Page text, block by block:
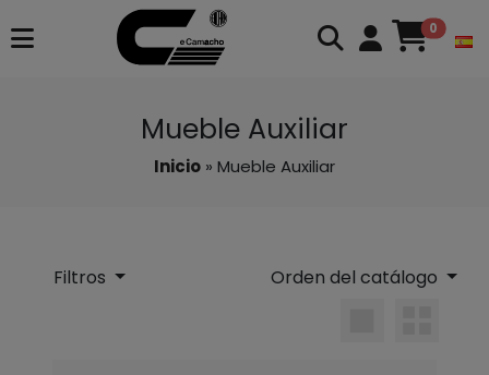
0
Mueble Auxiliar
Inicio » Mueble Auxiliar
Filtros Orden del catálogo